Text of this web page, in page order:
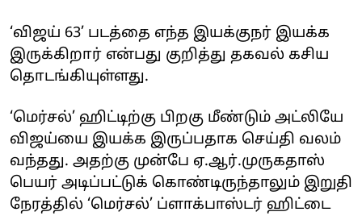
‘விஜய் 63’ படத்தை எந்த இயக்குநர் இயக்க
இருக்கிறார் என்பது குறித்து தகவல் கசிய
தொடங்கியுள்ளது.
‘மெர்சல்’ ஹிட்டிற்கு பிறகு மீண்டும் அட்லியே
விஜய்யை இயக்க இருப்பதாக செய்தி வலம்
வந்தது. அதற்கு முன்பே ஏ.ஆர்.முருகதாஸ்
பெயர் அடிப்பட்டுக் கொண்டிருந்தாலும் இறுதி
நேரத்தில் ‘மெர்சல்’ ப்ளாக்பாஸ்டர் ஹிட்டை